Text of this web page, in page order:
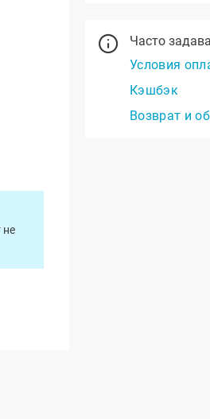
Часто
Условия
Кэшбэк
Возврат и
не